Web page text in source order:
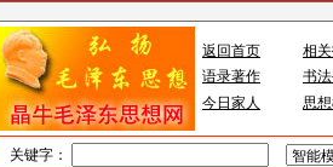
返回首页 相
语录著作
书
今日家人
思
关键字：